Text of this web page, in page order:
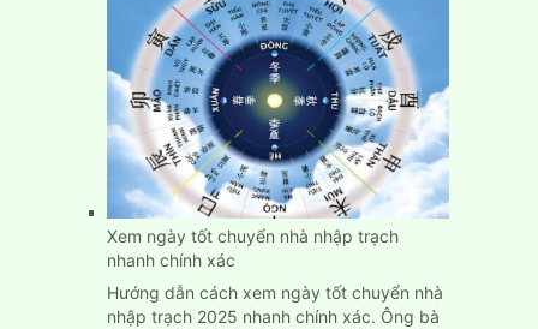
Chuyển
Nhà,
Dọn
Trọ
Trọn
Gói
Giá
Rẻ
Tại
Bình
Dương
Xem ngày tốt chuyển nhà nhập trạch
nhanh chính xác
Hướng dẫn cách xem ngày tốt chuyển nhà
nhập trạch 2025 nhanh chính xác. Ông bà